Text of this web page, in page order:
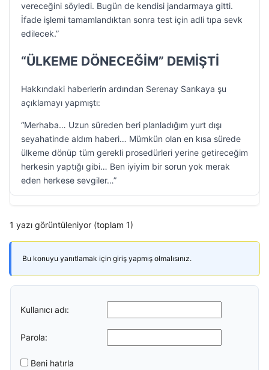
vereceğini söyledi. Bugün de kendisi jandarmaya gitti.
İfade işlemi tamamlandıktan sonra test için adli tıpa sevk
edilecek.”
“ÜLKEME DÖNECEĞİM” DEMİŞTİ
Hakkındaki haberlerin ardından Serenay Sarıkaya şu
açıklamayı yapmıştı:
“Merhaba… Uzun süreden beri planladığım yurt dışı
seyahatinde aldım haberi… Mümkün olan en kısa sürede
ülkeme dönüp tüm gerekli prosedürleri yerine getireceğim
herkesin yaptığı gibi… Ben iyiyim bir sorun yok merak
eden herkese sevgiler…”
1 yazı görüntüleniyor (toplam 1)
Bu konuyu yanıtlamak için giriş yapmış olmalısınız.
Kullanıcı adı:
Parola:
Beni hatırla